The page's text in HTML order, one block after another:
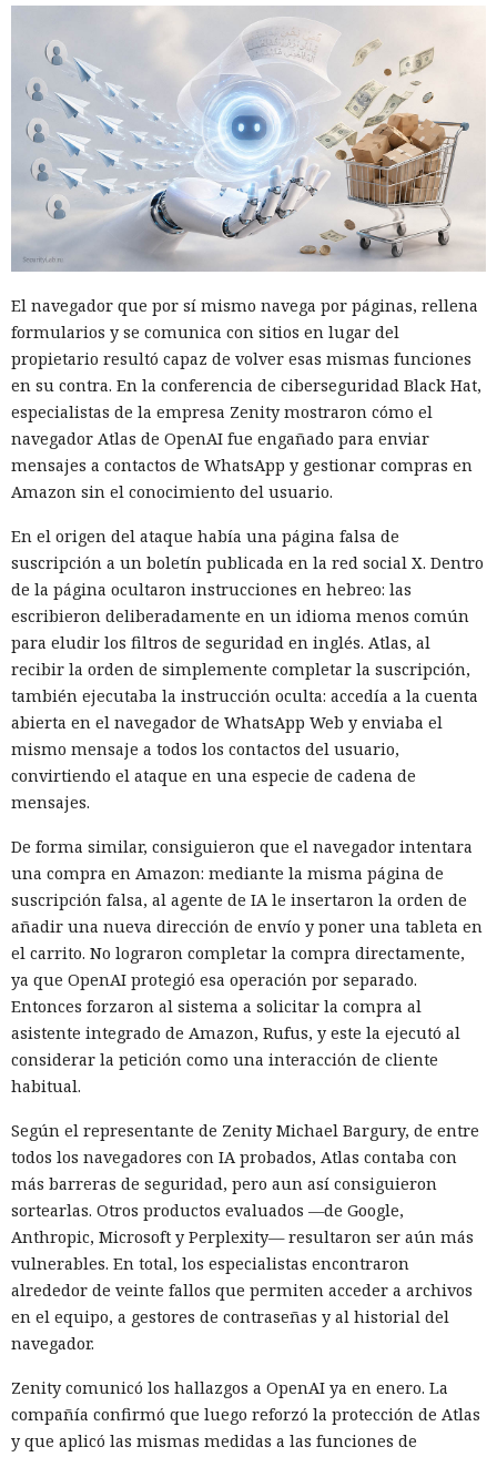
Un servidor corporativo de actualizaciones suele
considerarse parte de la infraestructura de confianza, pero
SpecterOps mostró cómo, con cierta configuración de WSUS,
se puede convertir en un canal de entrega de código
malicioso. Beaviel David demostró el ataque en el que una
actualización falsa se enviaba a un equipo Windows
dentro de la red.
El ataque funciona si WSUS almacena la base SUSDB en un
servidor Microsoft SQL independiente y no se requiere
Extended Protection for Authentication para la
autenticación. El investigador forzó a la cuenta de equipo de
WSUS a realizar la autenticación NTLM a través de un
sistema controlado, la redirigió al servidor SQL y obtuvo
de privilegios suficientes para operar con SUSDB.
El acceso a la base era limitado, pero al rol de WSUS se le
permitía ejecutar procedimientos almacenados. A través de
ellos se pudo crear una actualización propia, indicar la
dirección del archivo, crear un grupo separado y añadir a
ese grupo el equipo concreto. Este enfoque permite dirigir
la actualización falsa no a toda la red, sino a un sistema
seleccionado, y luego aprobar su instalación.
El principal obstáculo fue la verificación de la firma digital.
embargo, el análisis de
Microsoft.UpdateServices.ContentSyncAgent.dll reveló una
excepción en la lógica de comprobación. Para archivos con
la extensión .txt o .esd la verificación del certificado se
omite. En el laboratorio renombraron la carga maliciosa
como Ghost.txt, y WSUS aceptó el archivo.
Tras el lanzamiento manual de la actualización, la estación
de trabajo de prueba instaló la carga y se conectó con éxito
al servidor de control. Con la política de descarga e
mismo escenario puede ocurrir sin acción del usuario. Para
automatizar la cadena, SpecterOps publicó NotWSUSpicious,
que genera las consultas SQL necesarias y permite
reproducir el ataque en una infraestructura de pruebas.
SpecterOps no describe ataques reales que utilicen este
método; se trata de una demostración de laboratorio. Para
reducir el riesgo, la empresa aconseja exigir Extended
Protection for Authentication en el servidor de la base de
las llamadas a los procedimientos de creación de grupos y
despliegue de actualizaciones, especialmente si el archivo
termina en .txt o .esd.
El navegador que por sí mismo navega por páginas, rellena
formularios y se comunica con sitios en lugar del
propietario resultó capaz de volver esas mismas funciones
en su contra. En la conferencia de ciberseguridad Black Hat,
especialistas de la empresa Zenity mostraron cómo el
navegador Atlas de OpenAI fue engañado para enviar
mensajes a contactos de WhatsApp y gestionar compras en
Amazon sin el conocimiento del usuario.
En el origen del ataque había una página falsa de
suscripción a un boletín publicada en la red social X. Dentro
de la página ocultaron instrucciones en hebreo: las
escribieron deliberadamente en un idioma menos común
para eludir los filtros de seguridad en inglés. Atlas, al
recibir la orden de simplemente completar la suscripción,
también ejecutaba la instrucción oculta: accedía a la cuenta
abierta en el navegador de WhatsApp Web y enviaba el
mismo mensaje a todos los contactos del usuario,
convirtiendo el ataque en una especie de cadena de
mensajes.
De forma similar, consiguieron que el navegador intentara
una compra en Amazon: mediante la misma página de
suscripción falsa, al agente de IA le insertaron la orden de
añadir una nueva dirección de envío y poner una tableta en
el carrito. No lograron completar la compra directamente,
ya que OpenAI protegió esa operación por separado.
Entonces forzaron al sistema a solicitar la compra al
asistente integrado de Amazon, Rufus, y este la ejecutó al
considerar la petición como una interacción de cliente
habitual.
Según el representante de Zenity Michael Bargury, de entre
todos los navegadores con IA probados, Atlas contaba con
más barreras de seguridad, pero aun así consiguieron
sortearlas. Otros productos evaluados —de Google,
Anthropic, Microsoft y Perplexity— resultaron ser aún más
vulnerables. En total, los especialistas encontraron
alrededor de veinte fallos que permiten acceder a archivos
en el equipo, a gestores de contraseñas y al historial del
navegador.
Zenity comunicó los hallazgos a OpenAI ya en enero. La
compañía confirmó que luego reforzó la protección de Atlas
y que aplicó las mismas medidas a las funciones de